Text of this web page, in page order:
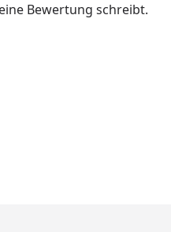
Bewertung schreibt.